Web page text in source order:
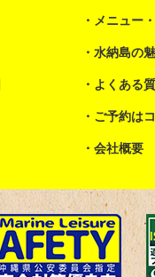
メニュー
水納島の
よくある
ご予約は
会社概要